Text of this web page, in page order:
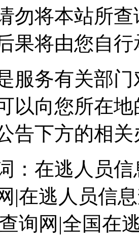
勿将本站所
果将由您自行
服务有关部
以向您所在
告下方的相
：在逃人员
|在逃人员信
询网|全国在